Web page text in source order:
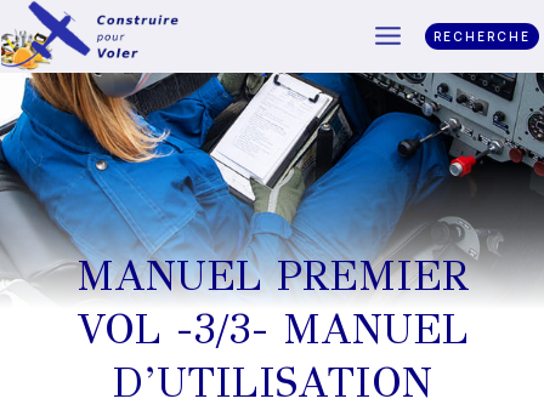
RECHERCHE
MANUEL PREMIER
VOL -3/3- MANUEL
D’UTILISATION